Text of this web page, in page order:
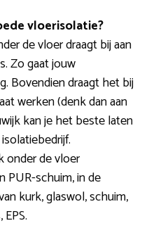
vloerisolatie?
de vloer draagt bij aan
Zo gaat jouw
Bovendien draagt het bij
werken (denk dan aan
kan je het beste laten
onder de vloer
PUR-schuim, in de
kurk, glaswol, schuim,